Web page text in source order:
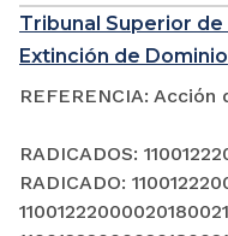
Tribunal Superior
Extinción de Dominio
REFERENCIA:
RADICADOS:
RADICADO: